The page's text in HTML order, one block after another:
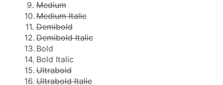
Medium
Medium Italic
Demibold
Demibold Italic
Bold
Bold Italic
Ultrabold
Ultrabold Italic